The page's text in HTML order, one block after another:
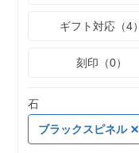
ギフト対応（4）
刻印（0）
石
ブラックスピネル